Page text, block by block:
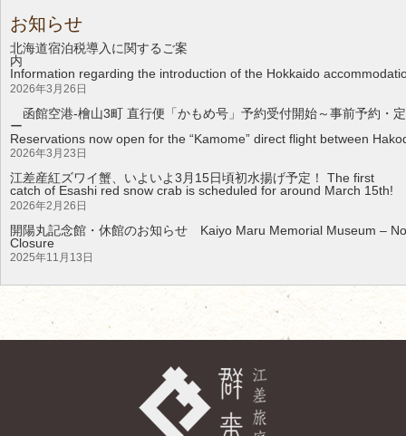
お知らせ
北海道宿泊税導入に関するご案
Information regarding the introduction of the Hokkaido
2026年3月26日
函館空港-檜山3町 直行便「かもめ号」予約受付開始～事前予約・
Reservations now open for the “Kamome” direct flight between
2026年3月23日
江差産紅ズワイ蟹、いよいよ3月15日頃初水揚げ予定！ The first
catch of Esashi red snow crab is scheduled for around March 15th!
2026年2月26日
開陽丸記念館・休館のお知らせ Kaiyo Maru Memorial Museum –
2025年11月13日